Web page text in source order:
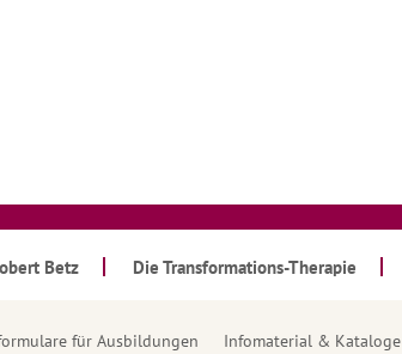
Betz Die Transformations-Therapie
für Ausbildungen
Infomaterial & Kataloge